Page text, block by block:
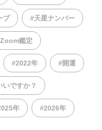
プ #天星ナンバー
鑑定
#2022年 #開運
ですか？
年 #2026年